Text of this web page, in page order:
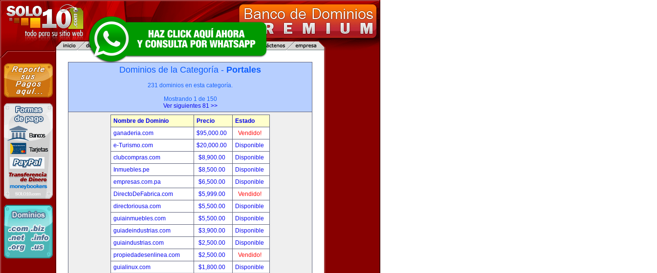
Dominios de la Categoría - Portales
231 dominios en esta categoría.
Mostrando 1 de 150
Ver siguientes 81 >>
Nombre de Dominio Precio
Estado
ganaderia.com
$95,000.00
Vendido!
e-Turismo.com
$20,000.00
Disponible
clubcompras.com
$8,900.00
Disponible
Inmuebles.pe
$8,500.00
Disponible
empresas.com.pa
$6,500.00
Disponible
DirectoDeFabrica.com
$5,999.00
Vendido!
directoriousa.com
$5,500.00
Disponible
guiainmuebles.com
$5,500.00
Disponible
guiadeindustrias.com
$3,900.00
Disponible
guiaindustrias.com
$2,500.00
Disponible
propiedadesenlinea.com
$2,500.00
Vendido!
guialinux.com
$1,800.00
Disponible